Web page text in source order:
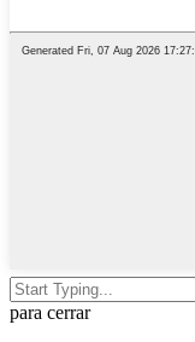
para cerrar